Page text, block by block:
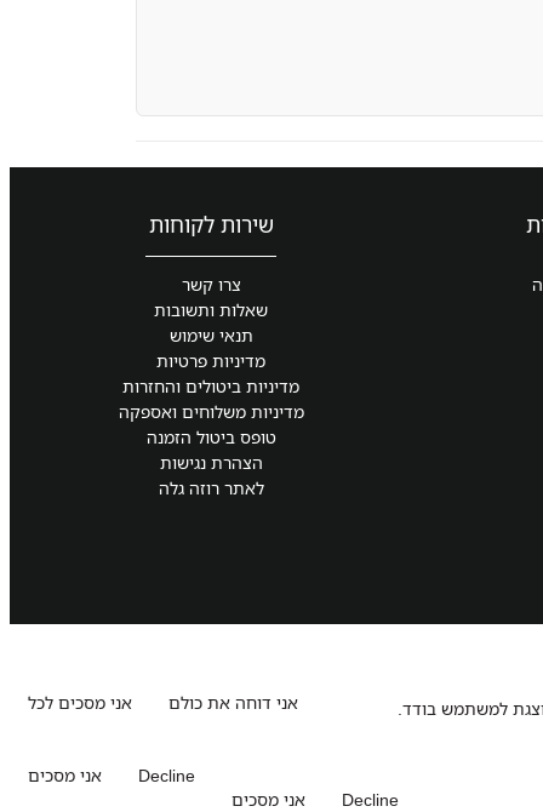
שירות לקוחות
צרו קשר
שאלות ותשובות
תנאי שימוש
מדיניות פרטיות
מדיניות ביטולים והחזרות
מדיניות משלוחים ואספקה
טופס ביטול הזמנה
הצהרת נגישות
לאתר רוזה גלה
אני מסכים לכל
אני דוחה את כולם
למשתמש בודד.
אני מסכים
Decline
אני מסכים
Decline